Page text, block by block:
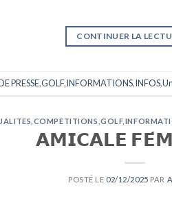
CONTINUER LA
PRESSE,GOLF,INFORMATIONS,INFOS,
COMPETITIONS ,GOLF,
𝗔𝗠𝗜𝗖𝗔𝗟𝗘
POSTÉ LE 02/12/2025 PAR